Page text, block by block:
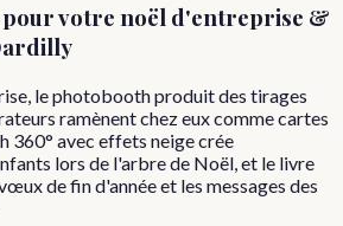
pour votre noël d'entreprise &
le photobooth produit des tirages
ramènent chez eux comme cartes
360° avec effets neige crée
lors de l'arbre de Noël, et le livre
de fin d'année et les messages des